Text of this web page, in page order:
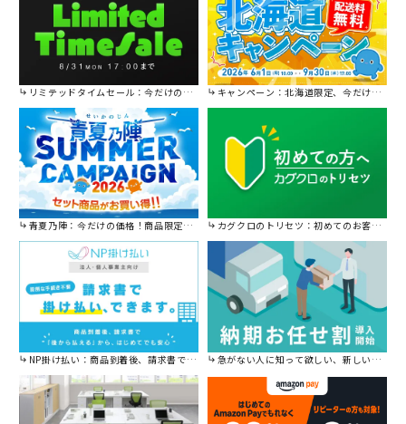
リミテッドタイムセール：今だけの限定セール。 キャンペーン：北海道限定、今だけ送料無料！
青夏乃陣：今だけの価格！商品限定セール開催中です。 カグクロのトリセツ：初めてのお客様はこちら。
NP掛け払い：商品到着後、請求書で後から払えます。 急がない人に知って欲しい、新しい割引を始めました。